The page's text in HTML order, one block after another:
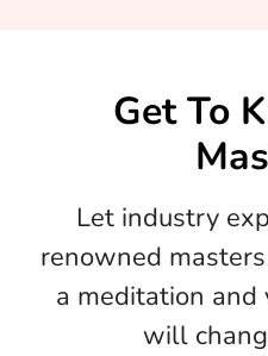
Get To
Let industry
renowned
a meditation and
will